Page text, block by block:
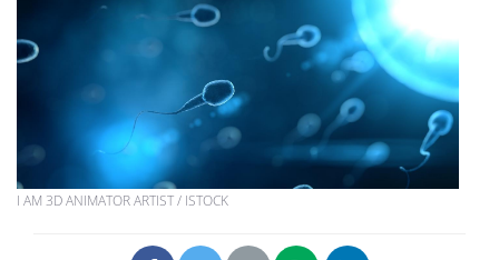
I AM 3D ANIMATOR ARTIST / ISTOCK